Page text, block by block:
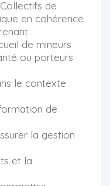
de
en cohérence
de mineurs
ou porteurs
le contexte
de
la gestion
et la